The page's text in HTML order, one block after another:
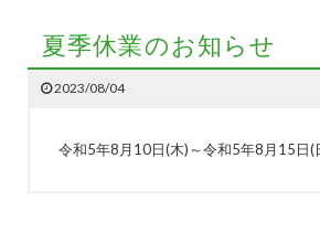
夏季休業のお知らせ
2023/08/04
令和5年8月10日(木)～令和5年8月15日(